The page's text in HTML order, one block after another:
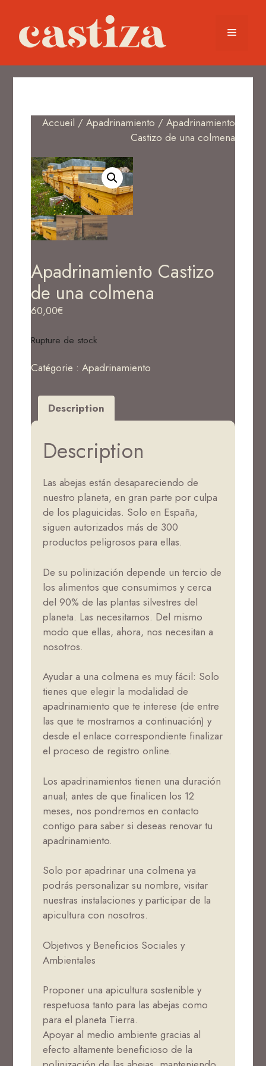
Accueil / Apadrinamiento / Apadrinamiento
Castizo de una colmena
Apadrinamiento Castizo
de una colmena
60,00€
Rupture de stock
Catégorie :Apadrinamiento
Description
Description
Las abejas están desapareciendo de
nuestro planeta, en gran parte por culpa
de los plaguicidas. Solo en España,
siguen autorizados más de 300
productos peligrosos para ellas.
De su polinización depende un tercio de
los alimentos que consumimos y cerca
del 90% de las plantas silvestres del
planeta. Las necesitamos. Del mismo
modo que ellas, ahora, nos necesitan a
nosotros.
Ayudar a una colmena es muy fácil: Solo
tienes que elegir la modalidad de
apadrinamiento que te interese (de entre
las que te mostramos a continuación) y
desde el enlace correspondiente finalizar
el proceso de registro online.
Los apadrinamientos tienen una duración
anual; antes de que finalicen los 12
meses, nos pondremos en contacto
contigo para saber si deseas renovar tu
apadrinamiento.
Solo por apadrinar una colmena ya
podrás personalizar su nombre, visitar
nuestras instalaciones y participar de la
apicultura con nosotros.
Objetivos y Beneficios Sociales y
Ambientales
Proponer una apicultura sostenible y
respetuosa tanto para las abejas como
para el planeta Tierra.
Apoyar al medio ambiente gracias al
efecto altamente beneficioso de la